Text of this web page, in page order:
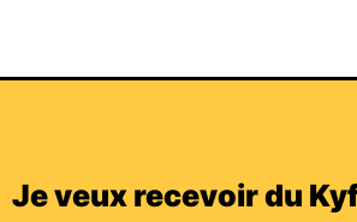
Je veux recevoir du